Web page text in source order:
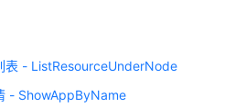
表 - ListResourceUnderNode
- ShowAppByName